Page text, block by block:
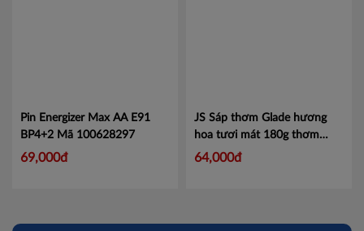
Pin Energizer Max AA E91
BP4+2 Mã 100628297
69,000đ
JS Sáp thơm Glade hương
hoa tươi mát 180g thơm
phòng, khử mùi - 1 hộp
64,000đ